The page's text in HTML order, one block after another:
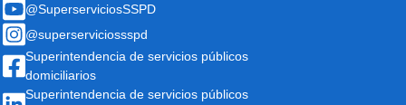
@SuperserviciosSSPD
@superserviciossspd
Superintendencia de servicios públicos
domiciliarios
Superintendencia de servicios públicos